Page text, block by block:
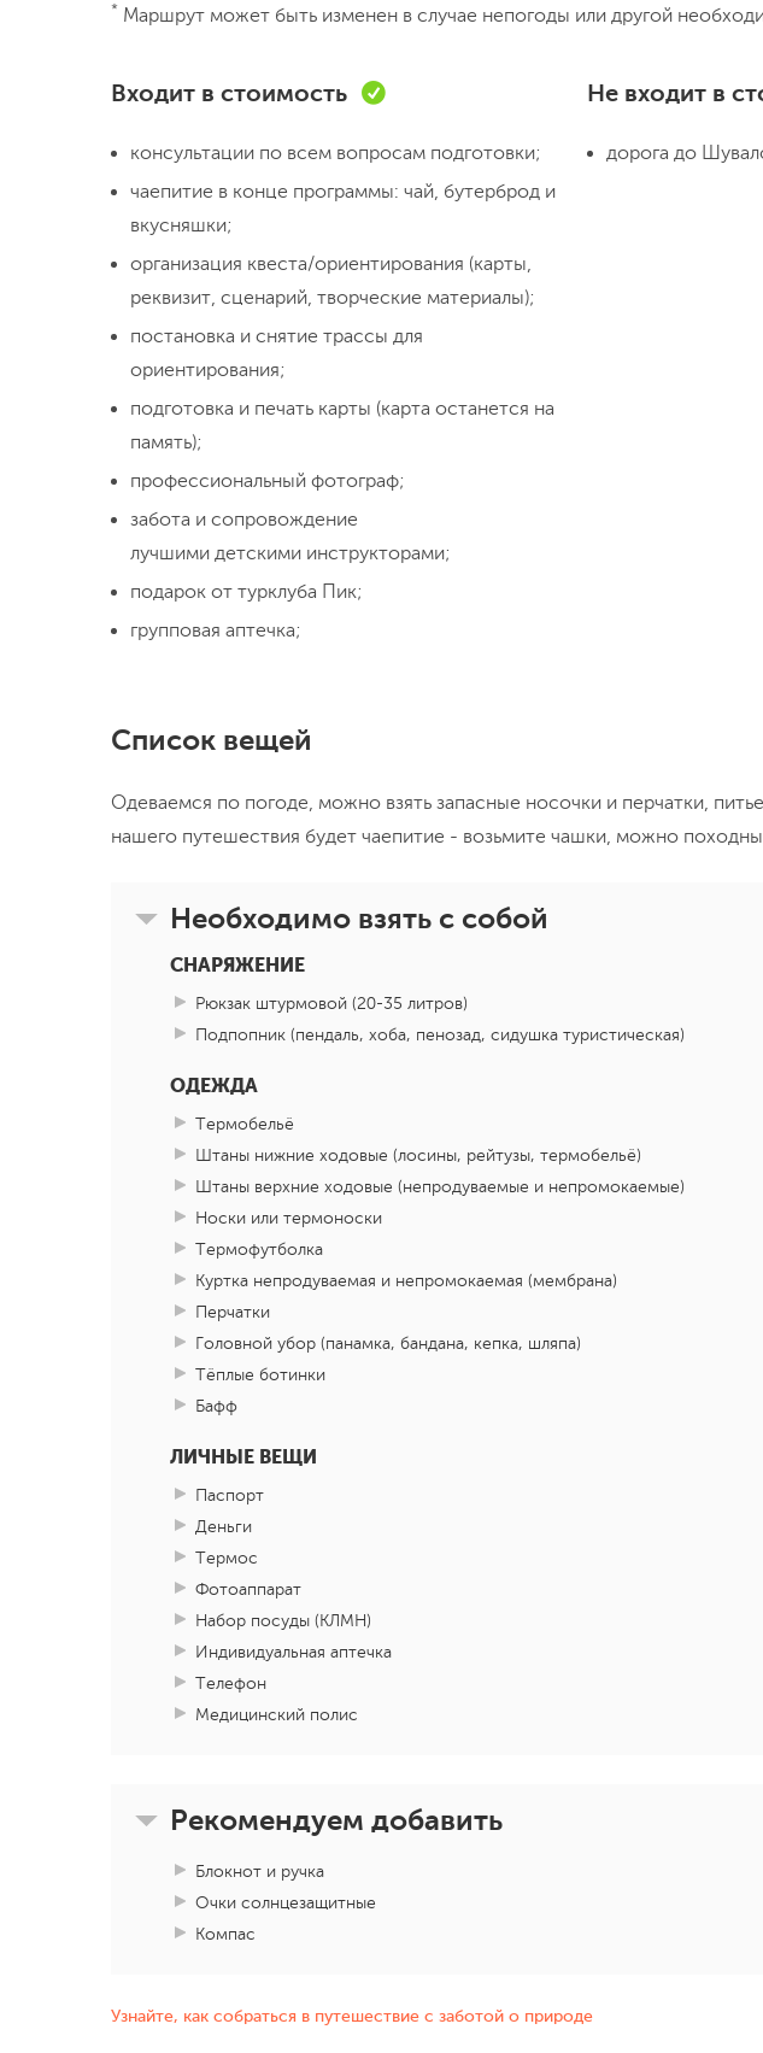
небольшую разминку, получаем первые
Веревки, азимут, шифровки. Преодолев
обоснуемся на поляне, узнаем как вешать
был очень насыщенным и
сердцах и в карте памяти фотографа!
* Маршрут может быть изменен в случае непогоды или другой
Входит в стоимость
консультации по всем вопросам подготовки;
чаепитие в конце программы: чай, бутерброд и
вкусняшки;
организация квеста/ориентирования (карты,
реквизит, сценарий, творческие материалы);
постановка и снятие трассы для
ориентирования;
подготовка и печать карты (карта останется на
память);
профессиональный фотограф;
забота и сопровождение
лучшими детскими инструкторами;
подарок от турклуба Пик;
групповая аптечка;
Не входит в
дорога до
Список вещей
Одеваемся по погоде, можно взять запасные носочки и перчатки,
нашего путешествия будет чаепитие - возьмите чашки, можно
Необходимо взять с собой
СНАРЯЖЕНИЕ
Рюкзак штурмовой (20-35 литров)
Подпопник (пендаль, хоба, пенозад, сидушка туристическая)
ОДЕЖДА
Термобельё
Штаны нижние ходовые (лосины, рейтузы, термобельё)
Штаны верхние ходовые (непродуваемые и непромокаемые)
Носки или термоноски
Термофутболка
Куртка непродуваемая и непромокаемая (мембрана)
Перчатки
Головной убор (панамка, бандана, кепка, шляпа)
Тёплые ботинки
Бафф
ЛИЧНЫЕ ВЕЩИ
Паспорт
Деньги
Термос
Фотоаппарат
Набор посуды (КЛМН)
Индивидуальная аптечка
Телефон
Медицинский полис
Рекомендуем добавить
Блокнот и ручка
Очки солнцезащитные
Компас
Узнайте, как собраться в путешествие с заботой о природе